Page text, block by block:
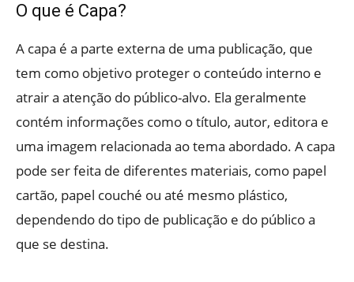
O que é Capa?
A capa é a parte externa de uma publicação, que
tem como objetivo proteger o conteúdo interno e
atrair a atenção do público-alvo. Ela geralmente
contém informações como o título, autor, editora e
uma imagem relacionada ao tema abordado. A capa
pode ser feita de diferentes materiais, como papel
cartão, papel couché ou até mesmo plástico,
dependendo do tipo de publicação e do público a
que se destina.